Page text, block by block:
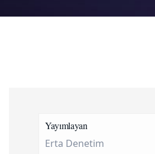
Yayımlayan
Erta Denetim